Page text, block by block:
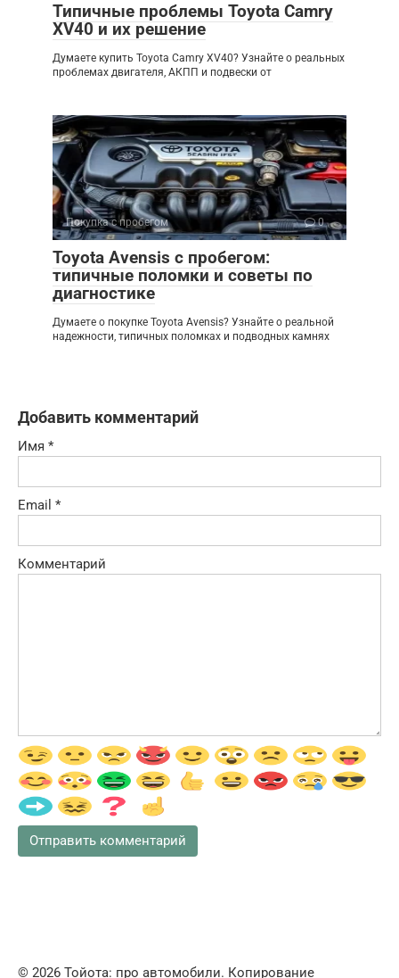
Типичные проблемы Toyota Camry
XV40 и их решение
Думаете купить Toyota Camry XV40? Узнайте о реальных
проблемах двигателя, АКПП и подвески от
Покупка с пробегом 0
Toyota Avensis с пробегом:
типичные поломки и советы по
диагностике
Думаете о покупке Toyota Avensis? Узнайте о реальной
надежности, типичных поломках и подводных камнях
Добавить комментарий
Имя *
Email *
Комментарий
© 2026 Тойота: про автомобили. Копирование